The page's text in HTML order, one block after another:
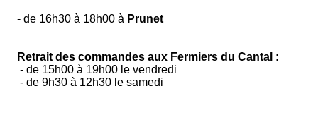
- de 16h30 à 18h00 à Prunet
Retrait des commandes aux Fermiers du Cantal :
- de 15h00 à 19h00 le vendredi
- de 9h30 à 12h30 le samedi